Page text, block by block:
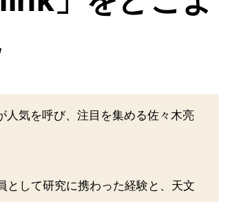
人気を呼び、注目を集める佐々木亮
として研究に携わった経験と、天文